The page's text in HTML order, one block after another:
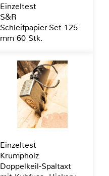
Einzeltest
S&R
Schleifpapier-Set 125
mm 60 Stk.
Einzeltest
Krumpholz
Doppelkeil-Spaltaxt